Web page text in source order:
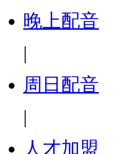
晚上配音
|
周日配音
|
人才加盟